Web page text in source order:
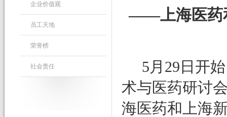
企业价值观
员工天地
荣誉榜
社会责任
——上海医药
5 月 29 日开
术与医药研讨
海医药和上海